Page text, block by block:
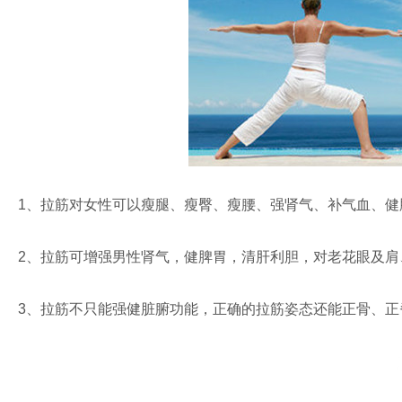
1、拉筋对女性可以瘦腿、瘦臀、瘦腰、强肾气、补气血、
2、拉筋可增强男性肾气，健脾胃，清肝利胆，对老花眼及
3、拉筋不只能强健脏腑功能，正确的拉筋姿态还能正骨、